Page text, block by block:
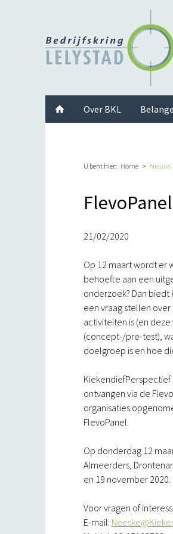
Twitter InstagramLinkedInYoutube
U bent hier: Home Nieuws
21/02/2020
Op 12 maart wordt er
behoefte aan een
onderzoek? Dan
een vraag stellen
activiteiten is (en
(concept-/pre-test),
doelgroep is en hoe
ontvangen via de
organisaties
FlevoPanel.
Op donderdag 12
Almeerders,
en 19 november 2020.
Voor vragen of
E-mail:
Over BKL